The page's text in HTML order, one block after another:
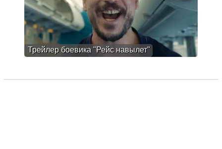
Трейлер боевика "Рейс навылет"